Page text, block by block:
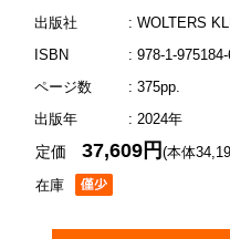
出版社
: WOLTERS
ISBN
: 978-1-
ページ数
: 375pp.
出版年
: 2024年
在庫
定価37,609円(本体